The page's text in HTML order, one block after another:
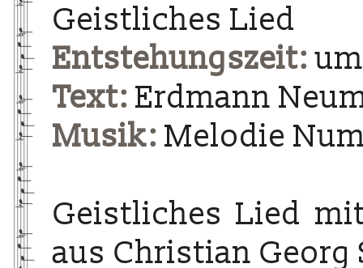
Geistliches Lied
Entstehungszeit:
Text: Erdmann
Musik: Melodie
Geistliches Lied
aus Christian